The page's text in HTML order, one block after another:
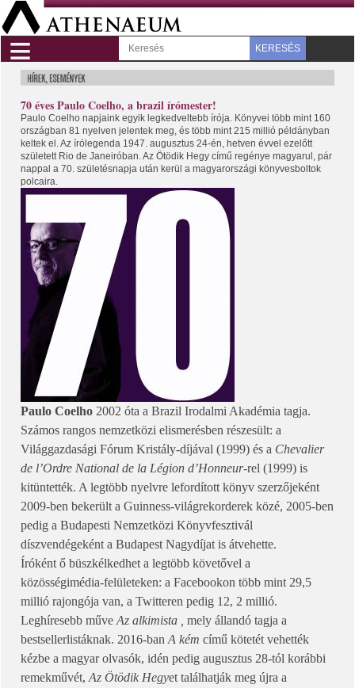
≡ KERESÉS
70 éves Paulo Coelho, a brazil írómester!
Paulo Coelho napjaink egyik legkedveltebb írója. Könyvei több mint 160
országban 81 nyelven jelentek meg, és több mint 215 millió példányban
keltek el. Az írólegenda 1947. augusztus 24-én, hetven évvel ezelőtt
született Rio de Janeiróban. Az Ötödik Hegy című regénye magyarul, pár
nappal a 70. születésnapja után kerül a magyarországi könyvesboltok
polcaira.
Paulo Coelho 2002 óta a Brazil Irodalmi Akadémia tagja.
Számos rangos nemzetközi elismerésben részesült: a
Világgazdasági Fórum Kristály-díjával (1999) és a Chevalier
de l’Ordre National de la Légion d’Honneur-rel (1999) is
kitüntették. A legtöbb nyelvre lefordított könyv szerzőjeként
2009-ben bekerült a Guinness-világrekorderek közé, 2005-ben
pedig a Budapesti Nemzetközi Könyvfesztivál
díszvendégeként a Budapest Nagydíjat is átvehette.
Íróként ő büszkélkedhet a legtöbb követővel a
közösségimédia-felületeken: a Facebookon több mint 29,5
millió rajongója van, a Twitteren pedig 12, 2 millió.
Leghíresebb műve Az alkimista ,
mely állandó tagja a
bestsellerlistáknak. 2016-ban A kém című kötetét vehették
kézbe a magyar olvasók, idén pedig augusztus 28-tól korábbi
remekművét, Az Ötödik Hegyet találhatják meg újra a